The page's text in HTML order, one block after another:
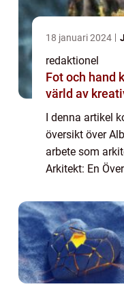
18 januari 2024
redaktionel
Fot och hand
värld av
I denna artikel
översikt över
arbete som
Arkitekt: En
lång lista av